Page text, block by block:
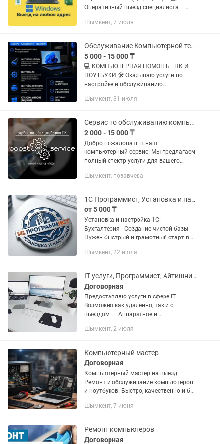
Оперативный выезд специалиста –
на все услуги – 1 год 💯 📌 Услуги: ✅
Шымкент, 7 июля
Обслуживание Компьютерной техники
5 000 - 15 000 ₸
💻 КОМПЬЮТЕРНАЯ ПОМОЩЬ | ПК И
НОУТБУКИ 🛠️ Оказываю услуги по
настройке и обслуживанию
ПК и ноутбуков — удаление пыли —
перегрева и...
Шымкент, 31 июля
Сервис по обслуживанию компьютерной техники boost service
2 000 - 15 000 ₸
Добро пожаловать в наш
компьютерный сервис! Мы предлагаем
полный спектр услуги для вашего
вашей техники: 🛠 Ремонт
аппаратные и программные...
Шымкент, позавчера
1C Программист, Установка и настройка, Создание базы 1С
от 5 000 ₸
Установка и настройка 1С:
Бухгалтерия | Создание чистой базы
Нужен быстрый и грамотный старт в
нуля» для вашего бизнеса. Работаю со
Шымкент, 22 июля
IT услуги, Программист, Айтишник (Обслуживание систем и сетей)
Договорная
Предоставляю услуги в сфере IT.
Возможно как удаленно, так и с
выездом. — Аппаратное и
настройка ПК, ноутбуков —
станций Windоws, GNU/Linuх...
Шымкент, 2 июля
Компьютерный мастер
Договорная
Компьютерный мастер на выезд
Ремонт и обслуживание компьютеров
и ноутбуков. Быстро, качественно и без
Установка и переустановка Windows —
Шымкент, 7 июня
Ремонт компьютеров
Договорная